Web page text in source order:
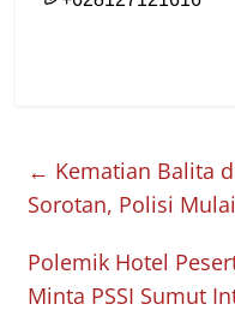
← Kematian Balita
Sorotan, Polisi
Polemik Hotel
Minta PSSI Sumut